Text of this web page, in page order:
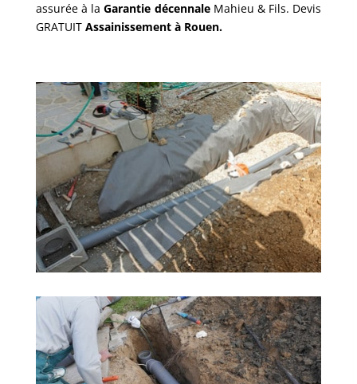
assurée à laGarantie décennaleMahieu & Fils. Devis
GRATUIT Assainissementà Rouen.